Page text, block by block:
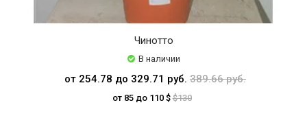
Чинотто
В наличии
от 254.78 до 329.71 руб. 389.66 руб.
от 85 до 110 $$130